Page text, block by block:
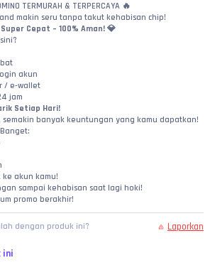
TERMURAH & TERPERCAYA 🔥
makin seru tanpa takut kehabisan chip!
Cepat – 100% Aman! 💎
akun
/ e-wallet
jam
Setiap Hari!
banyak keuntungan yang kamu dapatkan!
ke akun kamu!
sampai kehabisan saat lagi hoki!
promo berakhir!
dengan produk ini? Laporkan
ini